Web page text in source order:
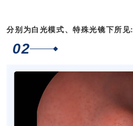
分别为白光模式、特殊光镜下所见:
02